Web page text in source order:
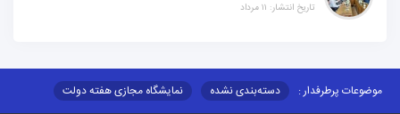
تاریخ انتشار: ۱۱ مرداد
موضوعات پرطرفدار : دسته‌بندی نشده
نمایشگاه مجازی هفته دولت